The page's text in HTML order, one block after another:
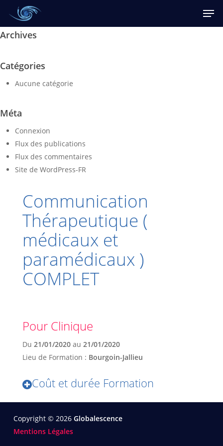
main
Archives
Catégories
Aucune catégorie
Méta
Connexion
Flux des publications
Flux des commentaires
Site de WordPress-FR
Communication
Thérapeutique (
médicaux et
paramédicaux )
COMPLET
Pour Clinique
Du 21/01/2020au 21/01/2020
Lieu de Formation : Bourgoin-Jallieu
Coût et durée Formation
Copyright © 2026 Globalescence
Mentions Légales